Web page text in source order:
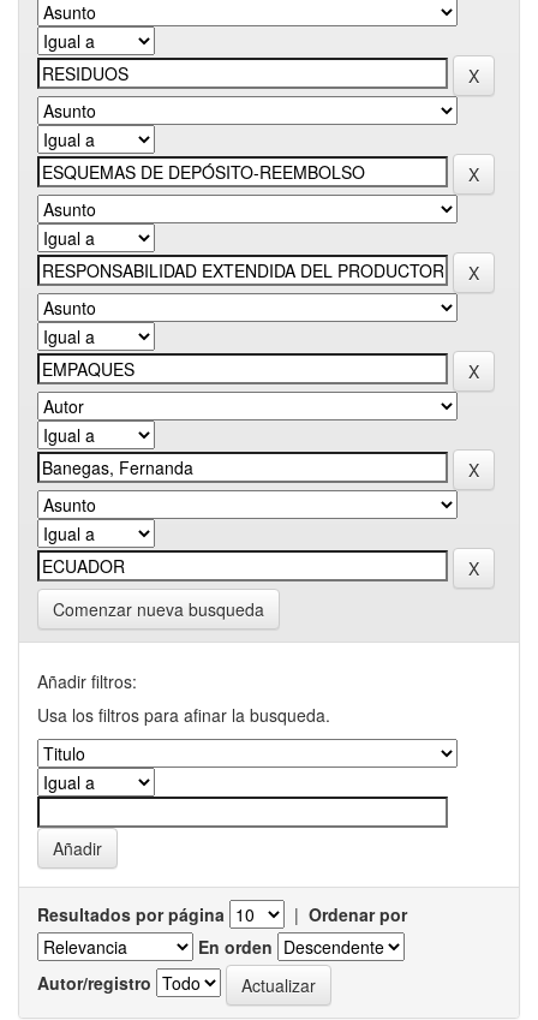
Comenzar nueva busqueda
Añadir filtros:
Usa los filtros para afinar la busqueda.
Resultados por página | Ordenar por
En orden
Autor/registro